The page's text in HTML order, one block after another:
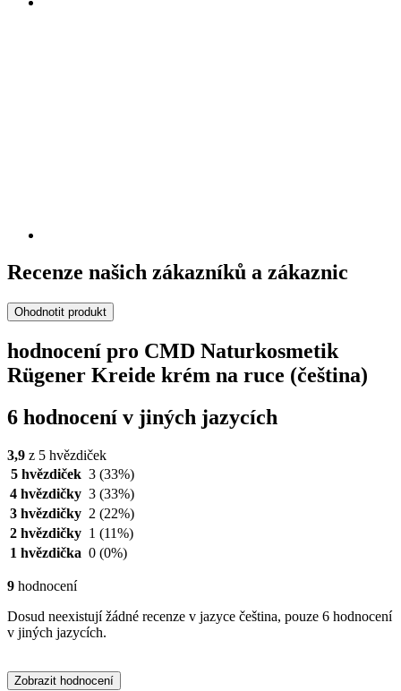
Recenze našich zákazníků a zákaznic
Ohodnotit produkt
hodnocení pro CMD Naturkosmetik
Rügener Kreide krém na ruce (čeština)
6 hodnocení v jiných jazycích
3,9 z 5 hvězdiček
5 hvězdiček 3 (33%)
4 hvězdičky 3 (33%)
3 hvězdičky 2 (22%)
2 hvězdičky 1 (11%)
1 hvězdička 0 (0%)
9 hodnocení
Dosud neexistují žádné recenze v jazyce čeština, pouze 6 hodnocení
v jiných jazycích.
Zobrazit hodnocení